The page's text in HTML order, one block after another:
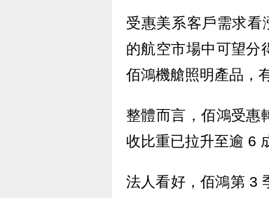
受惠美系客戶需求
的航空市場中可望分
佰鴻機艙照明產品，
整體而言，佰鴻受惠
收比重已拉升至逾 6
法人看好，佰鴻第 3